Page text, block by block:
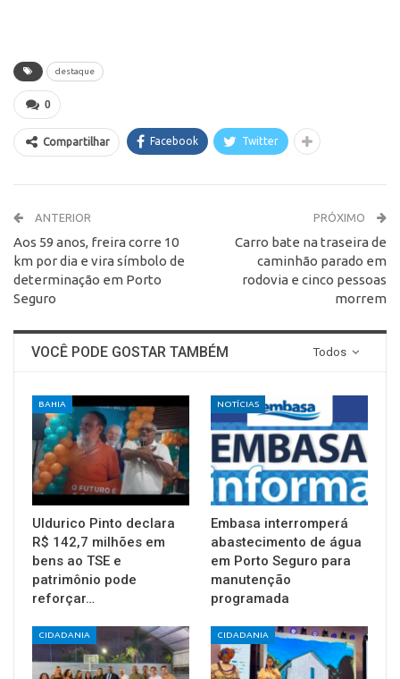
destaque
0
Compartilhar Facebook Twitter
ANTERIOR
Aos 59 anos, freira corre 10
km por dia e vira símbolo de
determinação em Porto
Seguro
PRÓXIMO
Carro bate na traseira de
caminhão parado em
rodovia e cinco pessoas
morrem
Todos
VOCÊ PODE GOSTAR TAMBÉM
BAHIA
Uldurico Pinto declara
R$ 142,7 milhões em
bens ao TSE e
patrimônio pode
reforçar…
NOTÍCIAS
Embasa interromperá
abastecimento de água
em Porto Seguro para
manutenção
programada
CIDADANIA CIDADANIA